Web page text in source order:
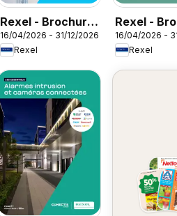
Rexel - Brochure
spécial industrie
16/04/2026 - 31/12/2026
Rexel
Rexel -
agro
16/04/2026 -
Rexel